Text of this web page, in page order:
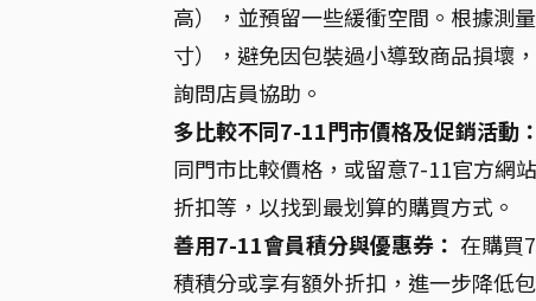
高），並預留一些緩衝空間。根據測
寸），避免因包裝過小導致商品損壞
詢問店員協助。
多比較不同7-11門市價格及促銷活動：
同門市比較價格，或留意7-11官方網
折扣等，以找到最划算的購買方式。
善用7-11會員積分與優惠券： 在購買
積積分或享有額外折扣，進一步降低